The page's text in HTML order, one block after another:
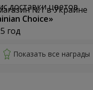
доставки цветов
Choice»
год